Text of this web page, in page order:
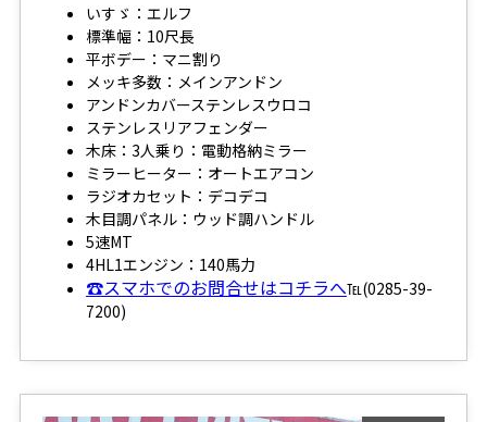
いすゞ：エルフ
標準幅：10尺長
平ボデー：マニ割り
メッキ多数：メインアンドン
アンドンカバーステンレスウロコ
ステンレスリアフェンダー
木床：3人乗り：電動格納ミラー
ミラーヒーター：オートエアコン
ラジオカセット：デコデコ
木目調パネル：ウッド調ハンドル
5速MT
4HL1エンジン：140馬力
☎スマホでのお問合せはコチラへ℡(0285-39-
7200)